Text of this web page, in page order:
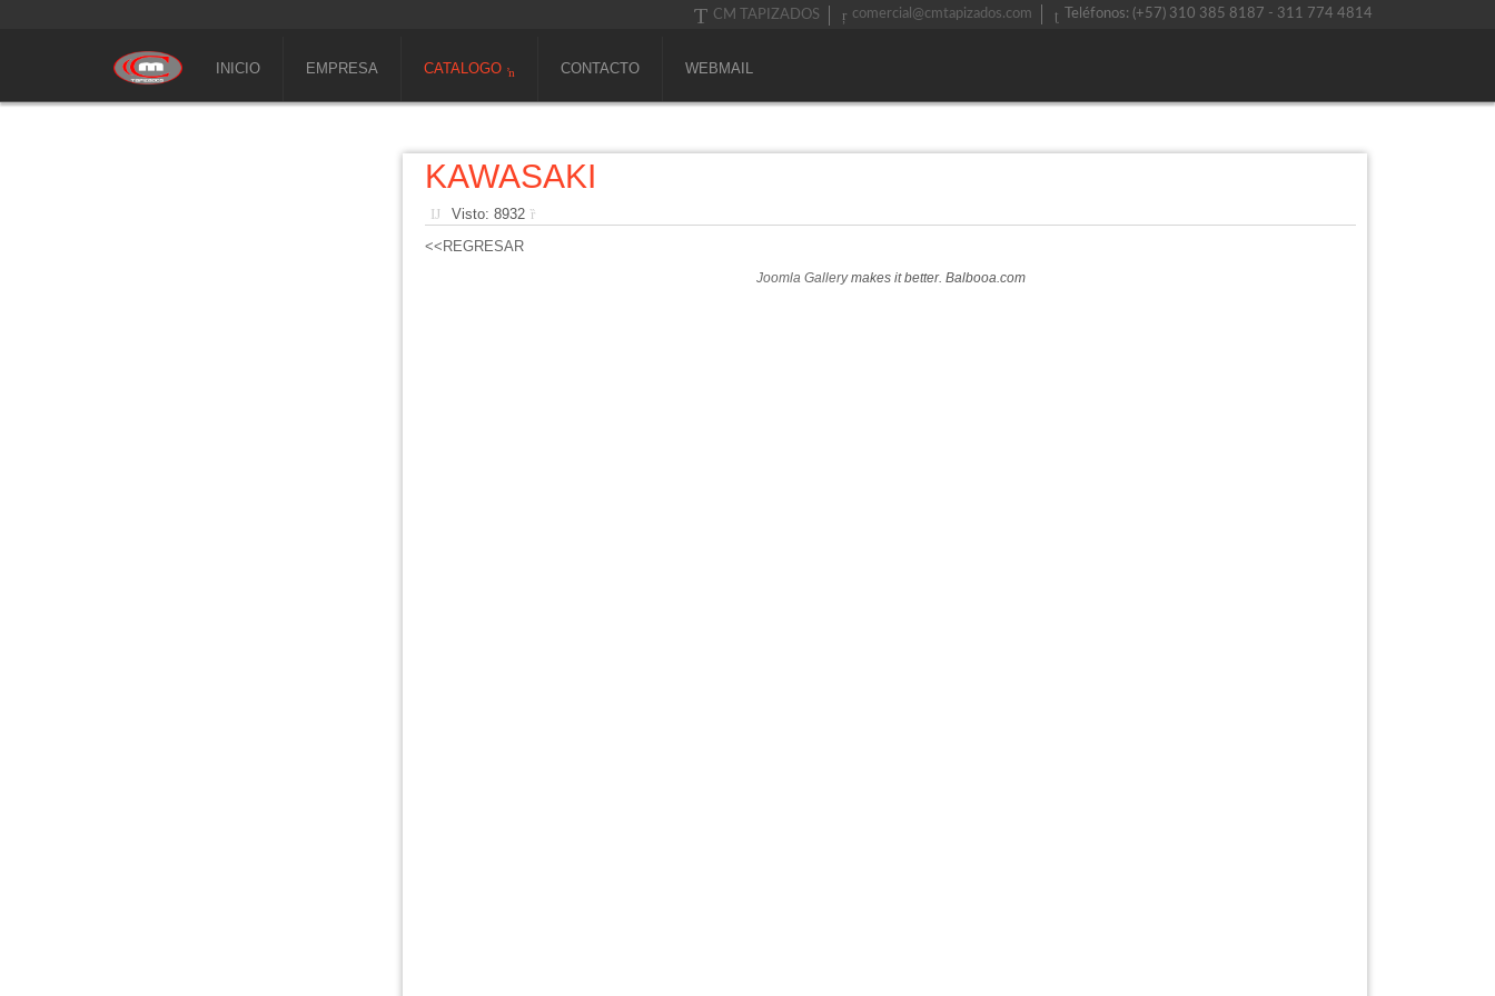
Teléfonos: (+57) 310 385 8187 - 311 774 4814
comercial@cmtapizados.com
CM TAPIZADOS
INICIO EMPRESA CATALOGO CONTACTO WEBMAIL
KAWASAKI
Visto: 8932
<<REGRESAR
Joomla Gallerymakes it better. Balbooa.com